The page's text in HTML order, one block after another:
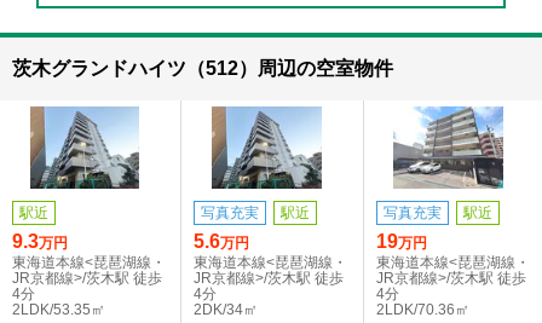
茨木グランドハイツ（512）周辺の空室物件
駅近
9.3万円
東海道本線<琵琶湖線・
JR京都線>/茨木駅 徒歩
4分
2LDK/53.35㎡
写真充実 駅近
5.6万円
東海道本線<琵琶湖線・
JR京都線>/茨木駅 徒歩
4分
2DK/34㎡
写真充実 駅近
19万円
東海道本線<琵琶湖線・
JR京都線>/茨木駅 徒歩
4分
2LDK/70.36㎡